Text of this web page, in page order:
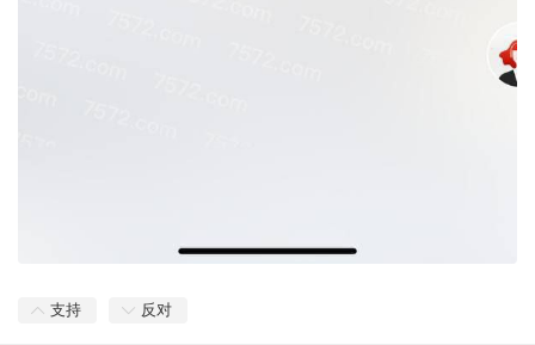
支持 反对